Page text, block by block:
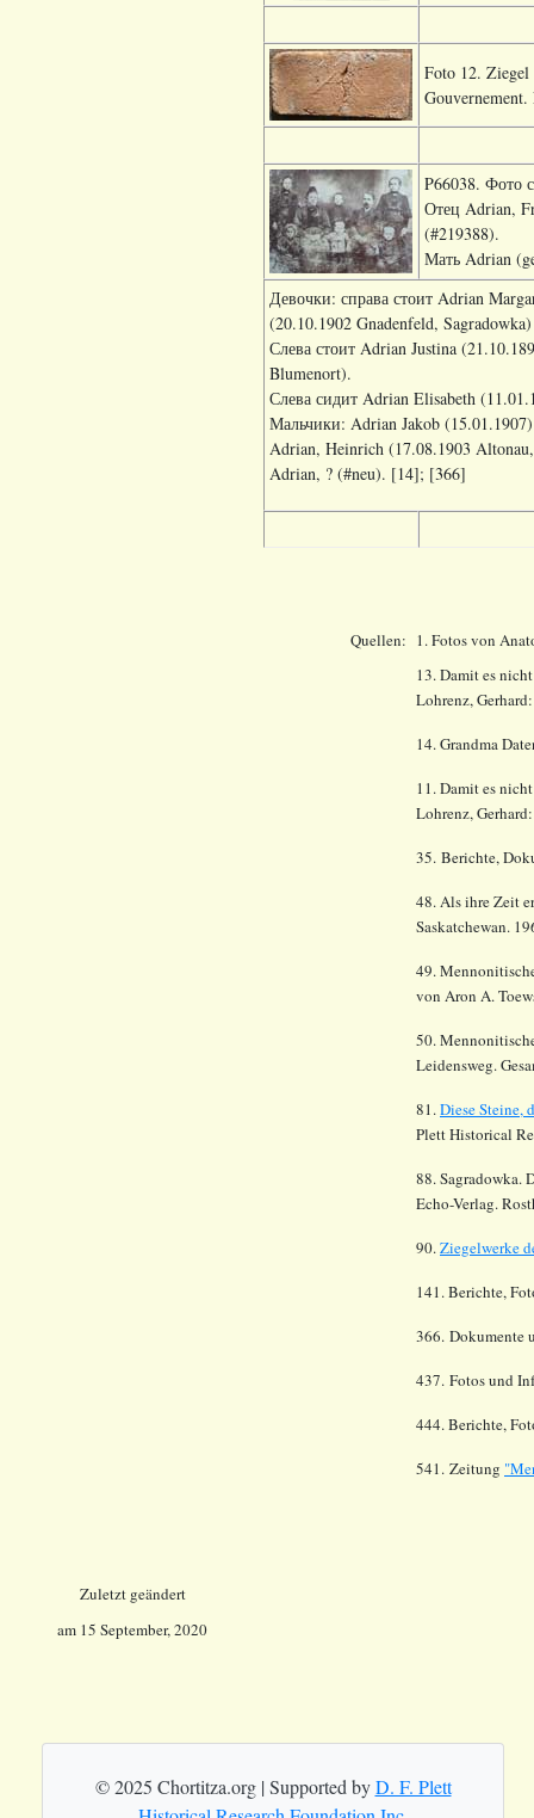
Foto 12. Ziegel
P66038. Фото
Отец Adrian,
(#219388).
Мать Adrian
Девочки: справа стоит Adrian
(20.10.1902 Gnadenfeld,
Слева стоит Adrian Justina
Blumenort).
Слева сидит Adrian Elisabeth
Мальчики: Adrian Jakob
Adrian, Heinrich (17.08.1903
Adrian, ? (#neu). [14]; [366]
Quellen: 1. Fotos von
13. Damit es
Lohrenz,
14.Grandma
11. Damit es
Lohrenz,
35. Berichte,
48. Als ihre Zeit
Saskatchewan.
49.
von Aron A.
50.
Leidensweg.
81.Diese Steine,
Plett Historical
88. Sagradowka.
Echo-Verlag.
90.Ziegelwerke
141. Berichte,
366. Dokumente
437. Fotos und
444. Berichte,
541. Zeitung
Zuletzt geändert
am 15 September, 2020
© 2025 Chortitza.org | Supported byD. F. Plett